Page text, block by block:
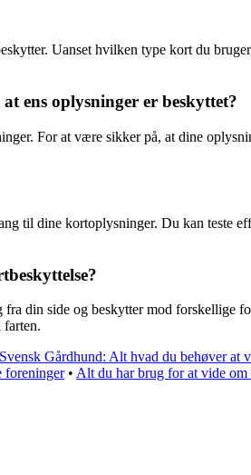
Uanset hvilken type kort du
ens oplysninger er beskyttet?
For at være sikker på, at dine
dine kortoplysninger. Du kan teste
din side og beskytter mod forskellige
farten.
Gårdhund: Alt hvad du behøver at
foreninger• Alt du har brug for at vide om